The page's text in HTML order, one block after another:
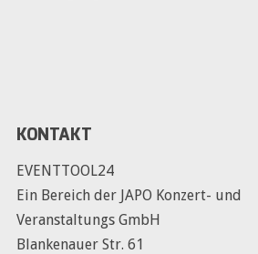
KONTAKT
EVENTTOOL24
Ein Bereich der JAPO Konzert- und
Veranstaltungs GmbH
Blankenauer Str. 61